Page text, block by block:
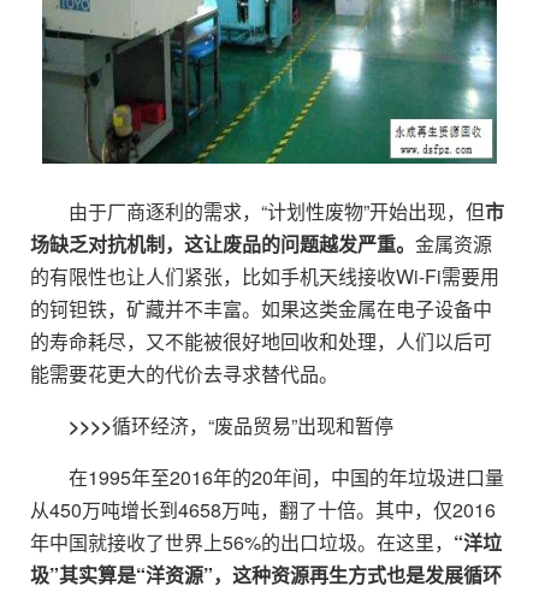
由于厂商逐利的需求，“计划性废物”开始出现，但市
场缺乏对抗机制，这让废品的问题越发严重。 金属资源
的有限性也让人们紧张，比如手机天线接收Wi-Fi需要用
的钶钽铁，矿藏并不丰富。如果这类金属在电子设备中
的寿命耗尽，又不能被很好地回收和处理，人们以后可
能需要花更大的代价去寻求替代品。
>>>>循环经济，“废品贸易”出现和暂停
在1995年至2016年的20年间，中国的年垃圾进口量
从450万吨增长到4658万吨，翻了十倍。其中，仅2016
年中国就接收了世界上56%的出口垃圾。在这里， “洋垃
圾”其实算是“洋资源”，这种资源再生方式也是发展循环